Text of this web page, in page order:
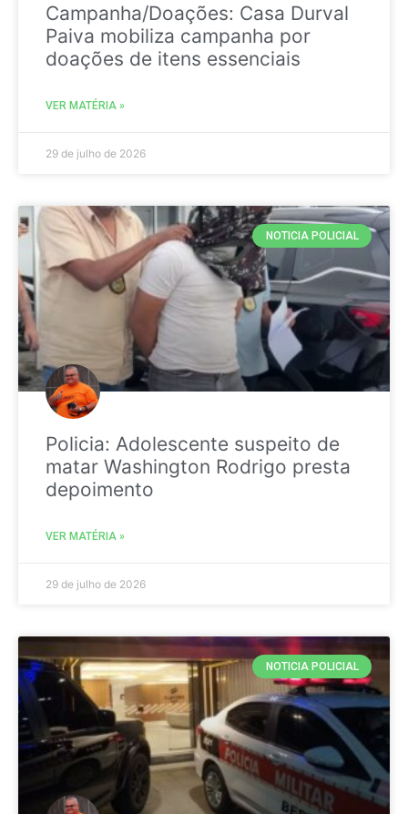
Campanha/Doações: Casa Durval
Paiva mobiliza campanha por
doações de itens essenciais
VER MATÉRIA »
29 de julho de 2026
NOTICIA POLICIAL
Policia: Adolescente suspeito de
matar Washington Rodrigo presta
depoimento
VER MATÉRIA »
29 de julho de 2026
NOTICIA POLICIAL